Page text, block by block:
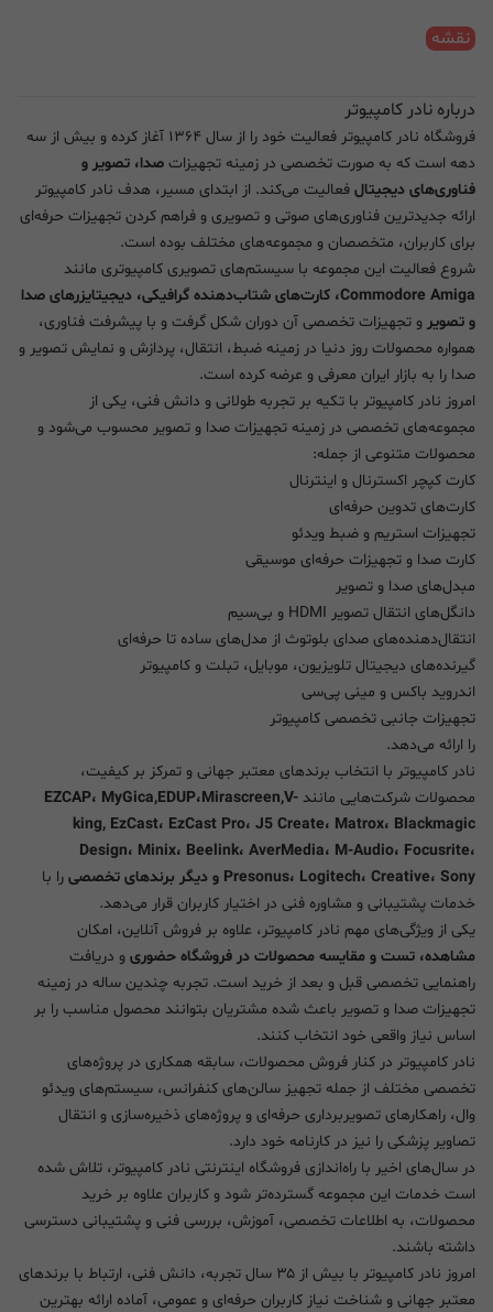
نقشه
درباره نادر کامپیوتر
فروشگاه نادر کامپیوتر فعالیت خود را از سال ۱۳۶۴ آغاز کرده و بیش از سه
دهه است که به صورت تخصصی در زمینه تجهیزات صدا، تصویر و
فناوری‌های دیجیتال فعالیت می‌کند. از ابتدای مسیر، هدف نادر کامپیوتر
ارائه جدیدترین فناوری‌های صوتی و تصویری و فراهم کردن تجهیزات حرفه‌ای
برای کاربران، متخصصان و مجموعه‌های مختلف بوده است.
شروع فعالیت این مجموعه با سیستم‌های تصویری کامپیوتری مانند
Commodore Amiga، کارت‌های شتاب‌دهنده گرافیکی، دیجیتایزرهای صدا
و تصویر و تجهیزات تخصصی آن دوران شکل گرفت و با پیشرفت فناوری،
همواره محصولات روز دنیا در زمینه ضبط، انتقال، پردازش و نمایش تصویر و
صدا را به بازار ایران معرفی و عرضه کرده است.
امروز نادر کامپیوتر با تکیه بر تجربه طولانی و دانش فنی، یکی از
مجموعه‌های تخصصی در زمینه تجهیزات صدا و تصویر محسوب می‌شود و
محصولات متنوعی از جمله:
کارت کپچر اکسترنال و اینترنال
کارت‌های تدوین حرفه‌ای
تجهیزات استریم و ضبط ویدئو
کارت صدا و تجهیزات حرفه‌ای موسیقی
مبدل‌های صدا و تصویر
دانگل‌های انتقال تصویر HDMI و بی‌سیم
انتقال‌دهنده‌های صدای بلوتوث از مدل‌های ساده تا حرفه‌ای
گیرنده‌های دیجیتال تلویزیون، موبایل، تبلت و کامپیوتر
اندروید باکس و مینی پی‌سی
تجهیزات جانبی تخصصی کامپیوتر
را ارائه می‌دهد.
نادر کامپیوتر با انتخاب برندهای معتبر جهانی و تمرکز بر کیفیت،
محصولات شرکت‌هایی مانند EZCAP، MyGica,EDUP،Mirascreen,V-
king, EzCast، EzCast Pro، J5 Create، Matrox، Blackmagic
Design، Minix، Beelink، AverMedia، M-Audio، Focusrite،
Presonus، Logitech، Creative، Sony و دیگر برندهای تخصصی
را با
خدمات پشتیبانی و مشاوره فنی در اختیار کاربران قرار می‌دهد.
یکی از ویژگی‌های مهم نادر کامپیوتر، علاوه بر فروش آنلاین، امکان
مشاهده، تست و مقایسه محصولات در فروشگاه حضوری و دریافت
راهنمایی تخصصی قبل و بعد از خرید است. تجربه چندین ساله در زمینه
تجهیزات صدا و تصویر باعث شده مشتریان بتوانند محصول مناسب را بر
اساس نیاز واقعی خود انتخاب کنند.
نادر کامپیوتر در کنار فروش محصولات، سابقه همکاری در پروژه‌های
تخصصی مختلف از جمله تجهیز سالن‌های کنفرانس، سیستم‌های ویدئو
وال، راهکارهای تصویربرداری حرفه‌ای و پروژه‌های ذخیره‌سازی و انتقال
تصاویر پزشکی را نیز در کارنامه خود دارد.
در سال‌های اخیر با راه‌اندازی فروشگاه اینترنتی نادر کامپیوتر، تلاش شده
است خدمات این مجموعه گسترده‌تر شود و کاربران علاوه بر خرید
محصولات، به اطلاعات تخصصی، آموزش، بررسی فنی و پشتیبانی دسترسی
داشته باشند.
امروز نادر کامپیوتر با بیش از ۳۵ سال تجربه، دانش فنی، ارتباط با برندهای
معتبر جهانی و شناخت نیاز کاربران حرفه‌ای و عمومی، آماده ارائه بهترین